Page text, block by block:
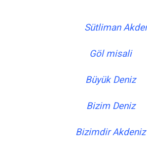
Sütliman
Göl misali
Büyük Deniz
Bizim Deniz
Bizimdir Akdeniz